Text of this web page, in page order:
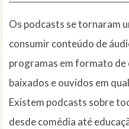
Os podcasts se tornaram
consumir conteúdo de
programas em formato de
baixados e ouvidos em
Existem podcasts sobre
desde comédia até